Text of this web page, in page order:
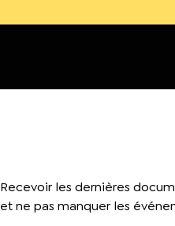
Recevoir les dernières
et ne pas manquer les